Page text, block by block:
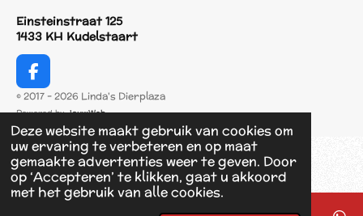
Deze website maakt gebruik van cookies om
uw ervaring te verbeteren en op maat
gemaakte advertenties weer te geven. Door
op ‘Accepteren’ te klikken, gaat u akkoord
met het gebruik van alle cookies.
Einsteinstraat 125
1433 KH Kudelstaart
F
a
c
e
b
o
o
k
© 2017 - 2026 Linda's Dierplaza
Powered byJouwWeb